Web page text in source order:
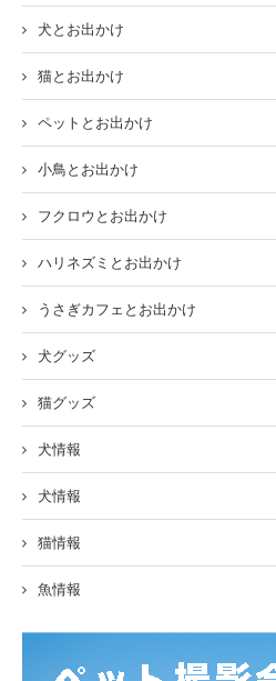
犬とお出かけ
猫とお出かけ
ペットとお出かけ
小鳥とお出かけ
フクロウとお出かけ
ハリネズミとお出かけ
うさぎカフェとお出かけ
犬グッズ
猫グッズ
犬情報
犬情報
猫情報
魚情報